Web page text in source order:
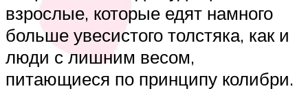
взрослые, которые едят намного
больше увесистого толстяка, как и
люди с лишним весом,
питающиеся по принципу колибри.